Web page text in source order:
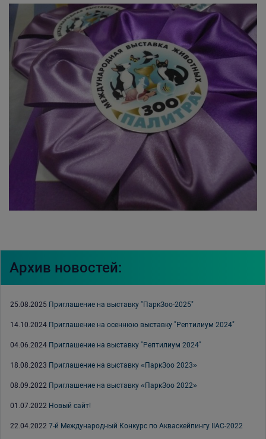
Архив новостей:
25.08.2025 Приглашение на выставку "ПаркЗоо-2025"
14.10.2024 Приглашение на осеннюю выставку "Рептилиум 2024"
04.06.2024 Приглашение на выставку "Рептилиум 2024"
18.08.2023 Приглашение на выставку «ПаркЗоо 2023»
08.09.2022 Приглашение на выставку «ПаркЗоо 2022»
01.07.2022 Новый сайт!
22.04.2022 7-й Международный Конкурс по Акваскейпингу IIAC-2022